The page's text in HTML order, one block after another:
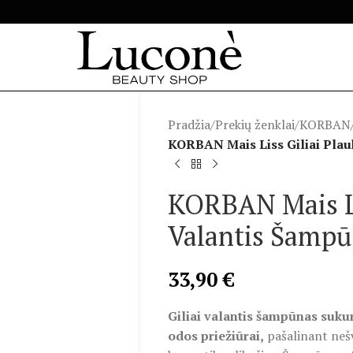
Pradžia/Prekių ženklai/KORBAN
KORBAN Mais Liss Giliai
KORBAN Mais
Valantis
33,90€
Giliai valantis šampūnas
odos priežiūrai, pašalinant